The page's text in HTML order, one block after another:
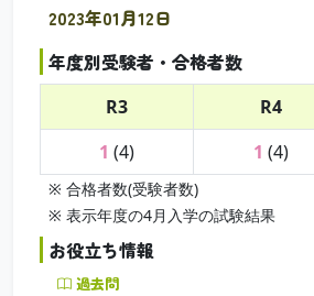
2023年01月12日
年度別受験者・合格者数
R3 R4
1 (4) 1 (4)
※ 合格者数(受験者数)
※ 表示年度の4月入学の試験結果
お役立ち情報
過去問